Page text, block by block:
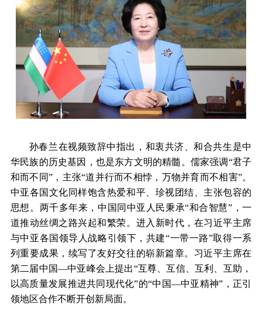
孙春兰在视频致辞中指出，和衷共济、和合共生是中
华民族的历史基因，也是东方文明的精髓。儒家强调“君子
和而不同”，主张“道并行而不相悖，万物并育而不相害”。
中亚各国文化同样饱含热爱和平、珍视团结、主张包容的
思想。两千多年来，中国同中亚人民秉承“和合智慧”，一
道推动丝绸之路兴起和繁荣。进入新时代，在习近平主席
与中亚各国领导人战略引领下，共建“一带一路”取得一系
列重要成果，续写了友好交往的崭新篇章。习近平主席在
第二届中国—中亚峰会上提出“互尊、互信、互利、互助，
以高质量发展推进共同现代化”的“中国—中亚精神”，正引
领地区合作不断开创新局面。